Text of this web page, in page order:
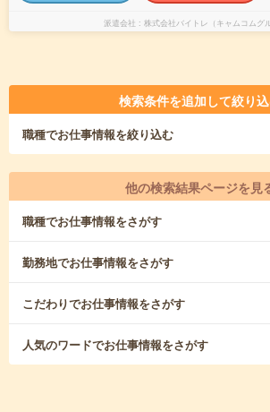
派遣会社 株式会社バイトレ（キャムコムグ
検索条件を追加して絞り
職種でお仕事情報を絞り込む
他の検索結果ページを見
職種でお仕事情報をさがす
勤務地でお仕事情報をさがす
こだわりでお仕事情報をさがす
人気のワードでお仕事情報をさがす